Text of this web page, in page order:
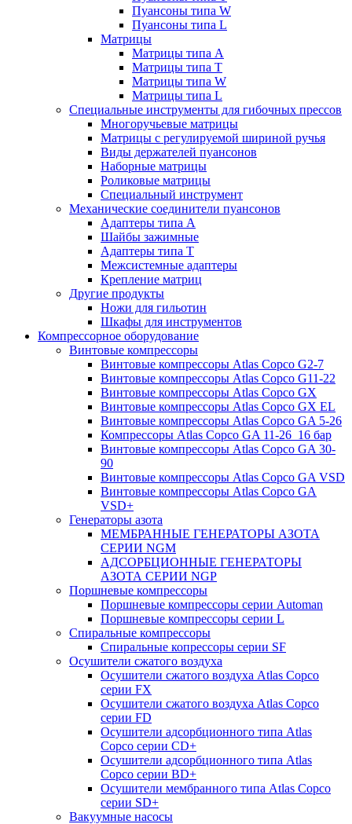
Пуансоны типа W
Пуансоны типа L
Матрицы
Матрицы типа A
Матрицы типа T
Матрицы типа W
Матрицы типа L
Специальные инструменты для гибочных прессов
Многоручьевые матрицы
Матрицы с регулируемой шириной ручья
Виды держателей пуансонов
Наборные матрицы
Роликовые матрицы
Специальный инструмент
Механические соединители пуансонов
Адаптеры типа A
Шайбы зажимные
Адаптеры типа T
Межсистемные адаптеры
Крепление матриц
Другие продукты
Ножи для гильотин
Шкафы для инструментов
Компрессорное оборудование
Винтовые компрессоры
Винтовые компрессоры Atlas Copco G2-7
Винтовые компрессоры Atlas Copco G11-22
Винтовые компрессоры Atlas Copco GX
Винтовые компрессоры Atlas Copco GX EL
Винтовые компрессоры Atlas Copco GA 5-26
Компрессоры Atlas Copco GA 11-26_16 бар
Винтовые компрессоры Atlas Copco GA 30-
90
Винтовые компрессоры Atlas Copco GA VSD
Винтовые компрессоры Atlas Copco GA
VSD+
Генераторы азота
МЕМБРАННЫЕ ГЕНЕРАТОРЫ АЗОТА
СЕРИИ NGM
АДСОРБЦИОННЫЕ ГЕНЕРАТОРЫ
АЗОТА СЕРИИ NGP
Поршневые компрессоры
Поршневые компрессоры серии Automan
Поршневые компрессоры серии L
Спиральные компрессоры
Спиральные копрессоры серии SF
Осушители сжатого воздуха
Осушители сжатого воздуха Atlas Copco
серии FX
Осушители сжатого воздуха Atlas Copco
серии FD
Осушители адсорбционного типа Atlas
Copco серии СD+
Осушители адсорбционного типа Atlas
Copco серии BD+
Осушители мембранного типа Atlas Copco
серии SD+
Вакуумные насосы